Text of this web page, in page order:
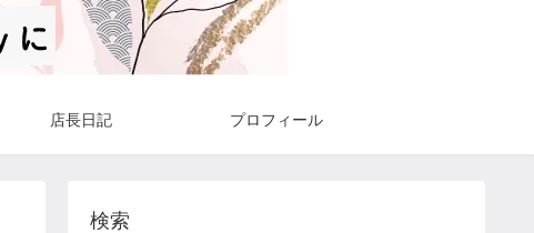
店長日記 プロフィール
検索